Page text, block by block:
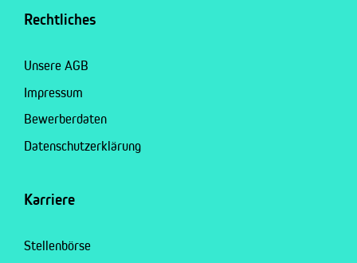
Rechtliches
Unsere AGB
Impressum
Bewerberdaten
Datenschutzerklärung
Karriere
Stellenbörse